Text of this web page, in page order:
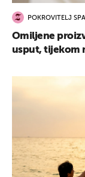
POKROVITELJ
Omiljene
usput, tijekom